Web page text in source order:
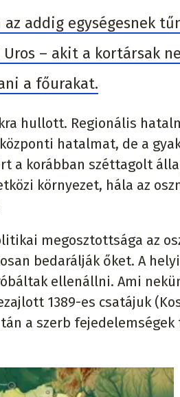
addig egységesnek
Uros – akit a kortársak
a főurakat.
hullott. Regionális
hatalmat, de a
a korábban széttagolt
környezet, hála az
megosztottsága az
bedarálják őket. A
ellenállni. Ami
1389-es csatájuk
a szerb